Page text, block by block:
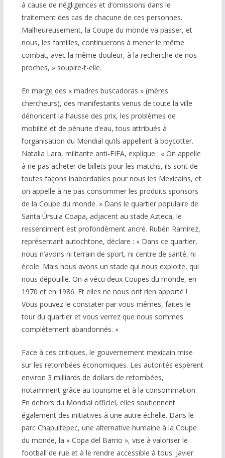
à cause de négligences et d’omissions dans le
traitement des cas de chacune de ces personnes.
Malheureusement, la Coupe du monde va passer, et
nous, les familles, continuerons à mener le même
combat, avec la même douleur, à la recherche de nos
proches, » soupire-t-elle.
En marge des « madres buscadoras » (mères
chercheurs), des manifestants venus de toute la ville
dénoncent la hausse des prix, les problèmes de
mobilité et de pénurie d’eau, tous attribués à
l’organisation du Mondial qu’ils appellent à boycotter.
Natalia Lara, militante anti-FIFA, explique : « On appelle
à ne pas acheter de billets pour les matchs, ils sont de
toutes façons inabordables pour nous les Mexicains, et
on appelle à ne pas consommer les produits sponsors
de la Coupe du monde. » Dans le quartier populaire de
Santa Úrsula Coapa, adjacent au stade Azteca, le
ressentiment est profondément ancré. Rubén Ramírez,
représentant autochtone, déclare : « Dans ce quartier,
nous n’avons ni terrain de sport, ni centre de santé, ni
école. Mais nous avons un stade qui nous exploite, qui
nous dépouille. On a vécu deux Coupes du monde, en
1970 et en 1986. Et elles ne nous ont rien apporté !
Vous pouvez le constater par vous-mêmes, faites le
tour du quartier et vous verrez que nous sommes
complètement abandonnés. »
Face à ces critiques, le gouvernement mexicain mise
sur les retombées économiques. Les autorités espèrent
environ 3 milliards de dollars de retombées,
notamment grâce au tourisme et à la consommation.
En dehors du Mondial officiel, elles soutiennent
également des initiatives à une autre échelle. Dans le
parc Chapultepec, une alternative humaine à la Coupe
du monde, la « Copa del Barrio », vise à valoriser le
football de rue et à le rendre accessible à tous. Javier